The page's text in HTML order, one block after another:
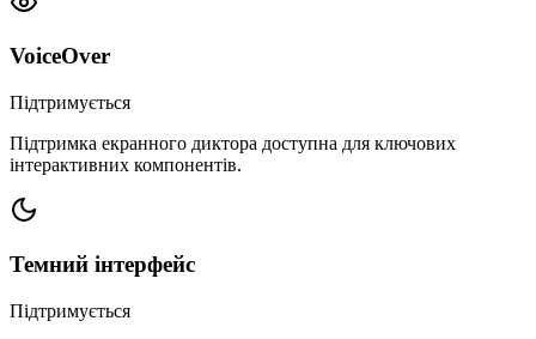
VoiceOver
Підтримується
Підтримка екранного диктора доступна для ключових
інтерактивних компонентів.
Темний інтерфейс
Підтримується